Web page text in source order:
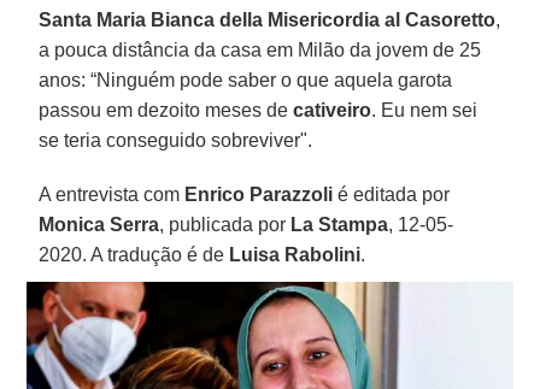
Santa Maria Bianca della Misericordia al Casoretto,
a pouca distância da casa em Milão da jovem de 25
anos: “Ninguém pode saber o que aquela garota
passou em dezoito meses decativeiro. Eu nem sei
se teria conseguido sobreviver".
A entrevista com Enrico Parazzoli é editada por
Monica Serra, publicada por La Stampa, 12-05-
2020. A tradução é de Luisa Rabolini.